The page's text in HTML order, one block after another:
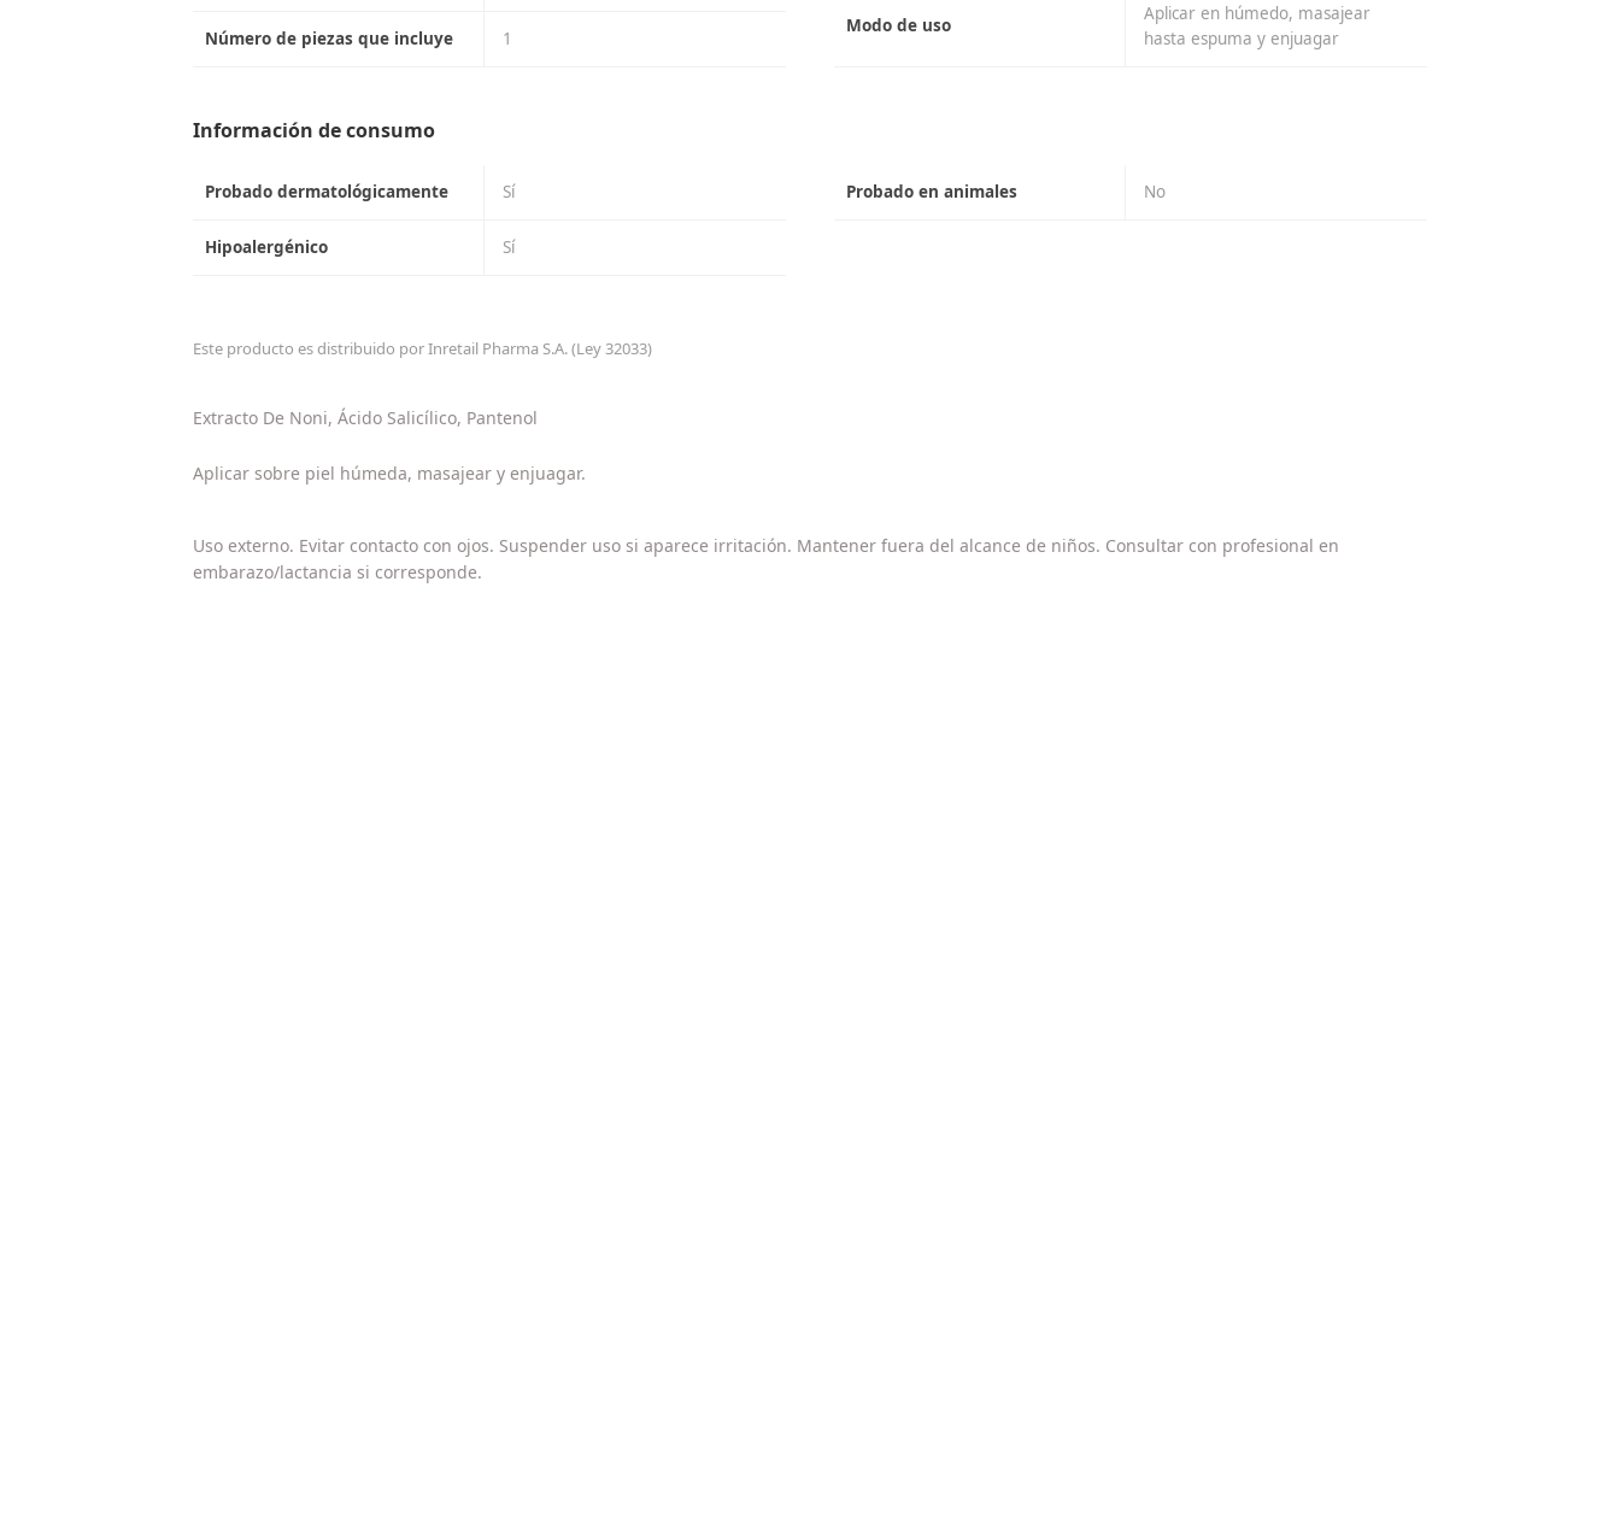
Número de piezas que incluye 1
Modo de uso
Aplicar en húmedo, masajear
hasta espuma y enjuagar
Información de consumo
Probado dermatológicamente Sí
Hipoalergénico Sí
Probado en animales No
Este producto es distribuido por Inretail Pharma S.A. (Ley 32033)
Extracto De Noni, Ácido Salicílico, Pantenol
Aplicar sobre piel húmeda, masajear y enjuagar.
Uso externo. Evitar contacto con ojos. Suspender uso si aparece irritación. Mantener fuera del alcance de niños. Consultar con profesional en
embarazo/lactancia si corresponde.